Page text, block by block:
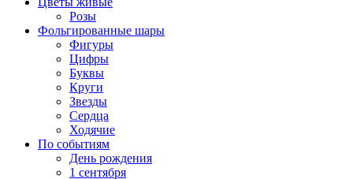
Розы
Фольгированные шары
Фигуры
Цифры
Буквы
Круги
Звезды
Сердца
Ходячие
По событиям
День рождения
1 сентября